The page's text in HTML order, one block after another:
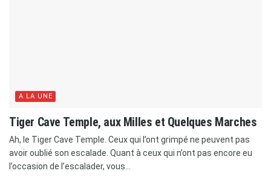
A LA UNE
Tiger Cave Temple, aux Milles et Quelques Marches
Ah, le Tiger Cave Temple. Ceux qui l’ont grimpé ne peuvent pas
avoir oublié son escalade. Quant à ceux qui n’ont pas encore eu
l’occasion de l’escalader, vous...